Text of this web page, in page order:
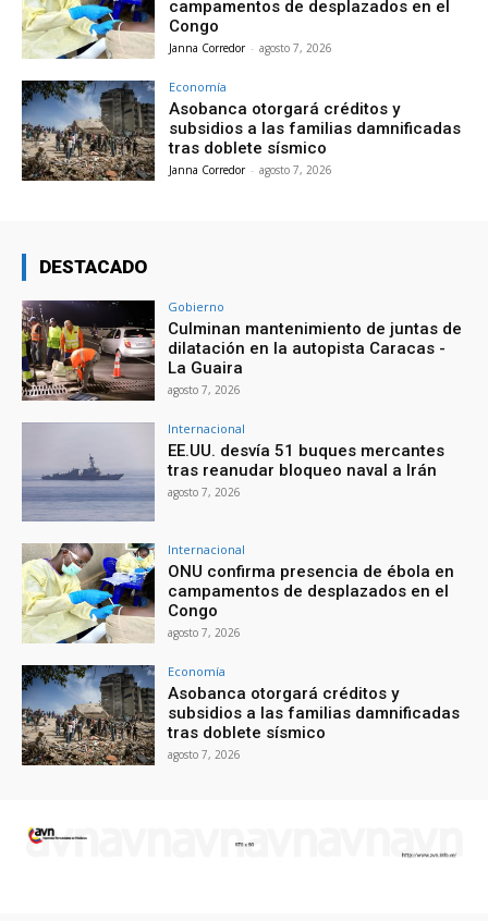
campamentos de desplazados en el
Congo
Janna Corredor - agosto 7, 2026
Economía
Asobanca otorgará créditos y
subsidios a las familias damnificadas
tras doblete sísmico
Janna Corredor - agosto 7, 2026
DESTACADO
Gobierno
Culminan mantenimiento de juntas de
dilatación en la autopista Caracas -
La Guaira
agosto 7, 2026
Internacional
EE.UU. desvía 51 buques mercantes
tras reanudar bloqueo naval a Irán
agosto 7, 2026
Internacional
ONU confirma presencia de ébola en
campamentos de desplazados en el
Congo
agosto 7, 2026
Economía
Asobanca otorgará créditos y
subsidios a las familias damnificadas
tras doblete sísmico
agosto 7, 2026